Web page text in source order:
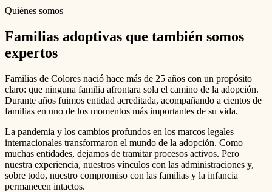
Quiénes somos
Familias adoptivas que también somos
expertos
Familias de Colores nació hace más de 25 años con un propósito
claro: que ninguna familia afrontara sola el camino de la adopción.
Durante años fuimos entidad acreditada, acompañando a cientos de
familias en uno de los momentos más importantes de su vida.
La pandemia y los cambios profundos en los marcos legales
internacionales transformaron el mundo de la adopción. Como
muchas entidades, dejamos de tramitar procesos activos. Pero
nuestra experiencia, nuestros vínculos con las administraciones y,
sobre todo, nuestro compromiso con las familias y la infancia
permanecen intactos.